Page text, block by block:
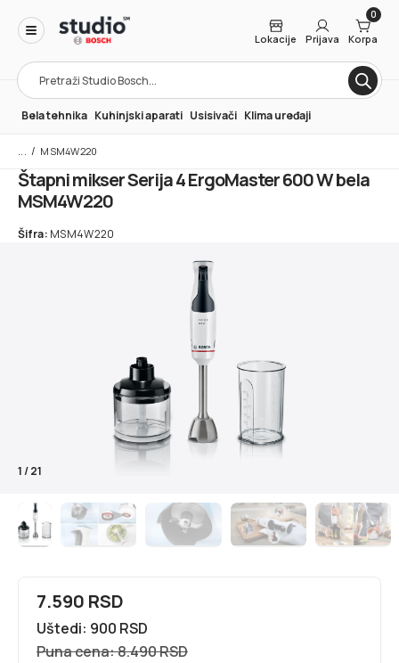
Products
search
Lokacije Prijava
0
Korpa
Bela tehnika Kuhinjski aparati Usisivači Klima uređaji
/ MSM4W220
Štapni mikser Serija 4 ErgoMaster 600 W bela
MSM4W220
Šifra: MSM4W220
1/21
7.590 RSD
Uštedi: 900 RSD
Puna cena: 8.490 RSD